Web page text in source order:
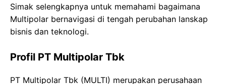
Simak selengkapnya untuk memahami bagaimana
Multipolar bernavigasi di tengah perubahan lanskap
bisnis dan teknologi.
Profil PT Multipolar Tbk
PT Multipolar Tbk (MULTI) merupakan perusahaan